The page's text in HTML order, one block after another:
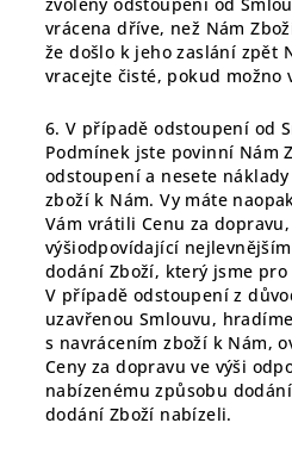
vrácena dříve, než Nám
že došlo k jeho zaslání zpět
vracejte čisté, pokud
6. V případě odstoupení od
Podmínek jste povinní Nám
odstoupení a nesete
zboží k Nám. Vy máte
Vám vrátili Cenu za
výšiodpovídající
dodání Zboží, který jsme
V případě odstoupení z
uzavřenou Smlouvu,
s navrácením zboží k Nám,
Ceny za dopravu ve výši
nabízenému způsobu
dodání Zboží nabízeli.